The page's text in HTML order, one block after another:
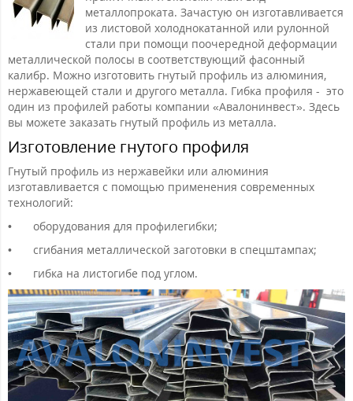
металлопроката. Зачастую он изготавливается
из листовой холоднокатанной или рулонной
стали при помощи поочередной деформации
металлической полосы в соответствующий фасонный
калибр. Можно изготовить гнутый профиль из алюминия,
нержавеющей стали и другого металла. Гибка профиля - это
один из профилей работы компании «Авалонинвест». Здесь
вы можете заказать гнутый профиль из металла.
Изготовление гнутого профиля
Гнутый профиль из нержавейки или алюминия
изготавливается с помощью применения современных
технологий:
•
оборудования для профилегибки;
•
сгибания металлической заготовки в спецштампах;
•
гибка на листогибе под углом.